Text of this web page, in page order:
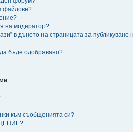
файлове?
на модератор?
в дъното на страницата за публикуване
бъде одобрявано?
към съобщенията си?